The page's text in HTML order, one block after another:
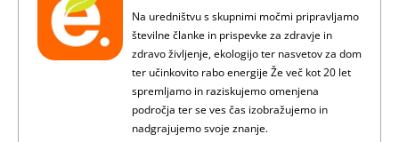
Na uredništvu s skupnimi močmi pripravljamo
številne članke in prispevke za zdravje in
zdravo življenje, ekologijo ter nasvetov za dom
ter učinkovito rabo energije Že več kot 20 let
spremljamo in raziskujemo omenjena
področja ter se ves čas izobražujemo in
nadgrajujemo svoje znanje.